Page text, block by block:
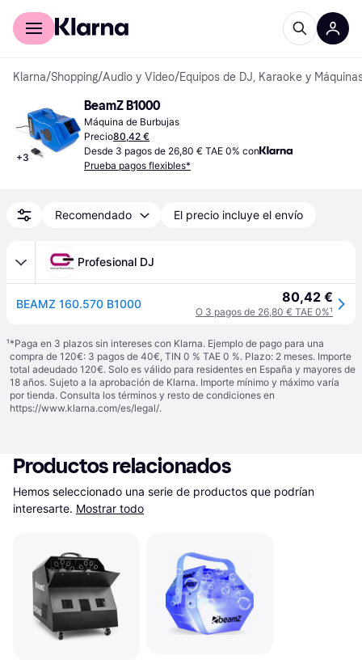
Comprar con Klarna
Klarna/Shopping/Audio y Video/Equipos de DJ, Karaoke y
+3
BeamZ B1000
Máquina de Burbujas
Precio80,42 €
Desde 3 pagos de 26,80 € TAE 0% con
Prueba pagos flexibles*
Recomendado El precio incluye el envío
Profesional DJ
BEAMZ 160.570 B1000 80,42 €
O 3 pagos de 26,80 € TAE 0%¹
¹*Paga en 3 plazos sin intereses con Klarna. Ejemplo de pago para una
compra de 120€: 3 pagos de 40€, TIN 0 % TAE 0 %. Plazo: 2 meses. Importe
total adeudado 120€. Solo es válido para residentes en España y mayores de
18 años. Sujeto a la aprobación de Klarna. Importe mínimo y máximo varía
por tienda. Consulta los términos y resto de condiciones en
https://www.klarna.com/es/legal/.
Productos relacionados
Hemos seleccionado una serie de productos que podrían
interesarte. Mostrar todo